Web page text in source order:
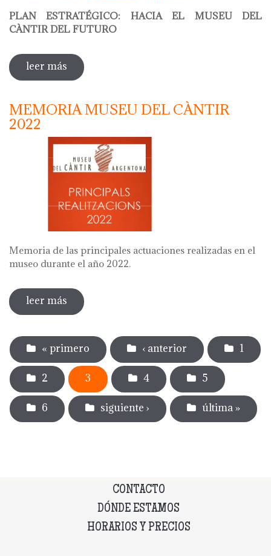
PLAN ESTRATÉGICO: HACIA EL MUSEU DEL
CÀNTIR DEL FUTURO
leer más sobre plan estratégico: hacia el museu
del càntir del futuro
MEMORIA MUSEU DEL CÀNTIR
2022
Memoria de las principales actuaciones realizadas en el
museo durante el año 2022.
leer más sobre memoria museu del càntir 2022
Páginas
« primero ‹ anterior 1
2 3 4 5
6 siguiente › última »
CONTACTO
DÓNDE ESTAMOS
HORARIOS Y PRECIOS